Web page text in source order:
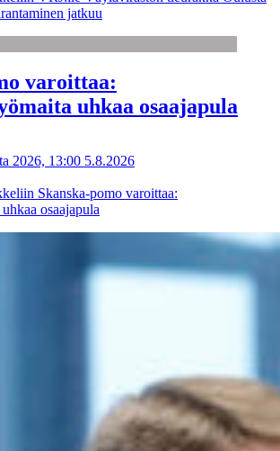
jatkuu
varoittaa:
uhkaa osaajapula
2026, 13:00 5.8.2026
Skanska-pomo varoittaa:
osaajapula